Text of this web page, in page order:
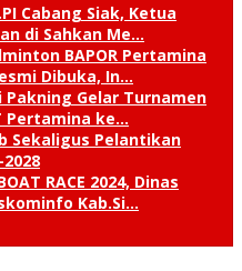
Cabang Siak, Ketua
di Sahkan Me…
BAPOR Pertamina
Dibuka, In…
Pakning Gelar Turnamen
Pertamina ke…
Sekaligus Pelantikan
RACE 2024, Dinas
Kab.Si…